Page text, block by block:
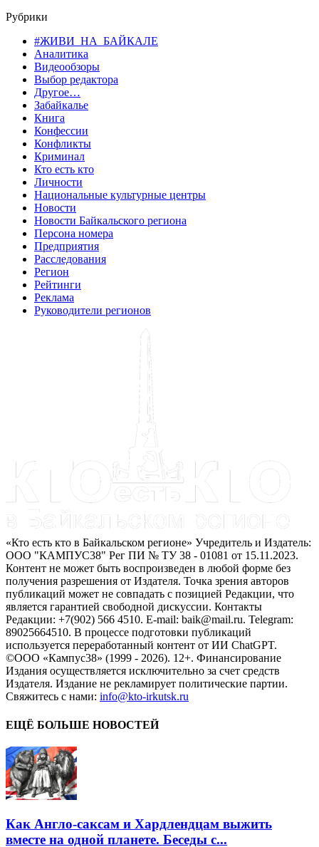
Рубрики
#ЖИВИ_НА_БАЙКАЛЕ
Аналитика
Видеообзоры
Выбор редактора
Другое…
Забайкалье
Книга
Конфессии
Конфликты
Криминал
Кто есть кто
Личности
Национальные культурные центры
Новости
Новости Байкальского региона
Персона номера
Предприятия
Расследования
Регион
Рейтинги
Реклама
Руководители регионов
«Кто есть кто в Байкальском регионе» Учредитель и Издатель:
ООО "КАМПУС38" Рег ПИ № ТУ 38 - 01081 от 15.11.2023.
Контент не может быть воспроизведен в любой форме без
получения разрешения от Издателя. Точка зрения авторов
публикаций может не совпадать с позицией Редакции, что
является гарантией свободной дискуссии. Контакты
Редакции: +7(902) 566 4510. E-mail: baik@mail.ru. Telegram:
89025664510. В процессе подготовки публикаций
используется переработанный контент от ИИ ChatGPT.
©ООО «Кампус38» (1999 - 2026). 12+. Финансирование
Издания осуществляется исключительно за счет средств
Издателя. Издание не рекламирует политические партии.
Свяжитесь с нами: info@kto-irkutsk.ru
ЕЩЁ БОЛЬШЕ НОВОСТЕЙ
Как Англо-саксам и Хардлендцам выжить
вместе на одной планете. Беседы с...